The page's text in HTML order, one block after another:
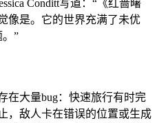
Conditt写道：“《红啬曙
像是。它的世界充满了未优
”
在大量bug：快速旅行有时完
，敌人卡在错误的位置或生成